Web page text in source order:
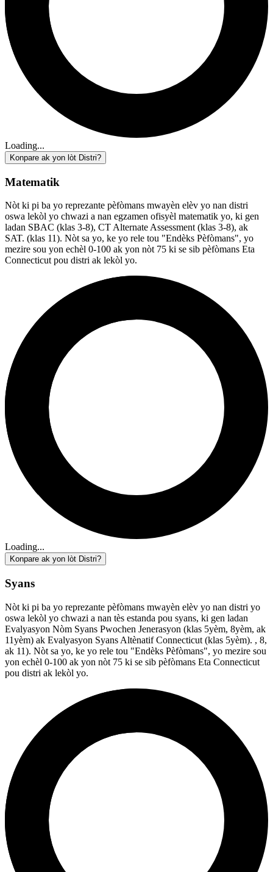
Loading...
Konpare ak yon lòt Distri?
Matematik
Nòt ki pi ba yo reprezante pèfòmans mwayèn elèv yo nan distri
oswa lekòl yo chwazi a nan egzamen ofisyèl matematik yo, ki gen
ladan SBAC (klas 3-8), CT Alternate Assessment (klas 3-8), ak
SAT. (klas 11). Nòt sa yo, ke yo rele tou "Endèks Pèfòmans", yo
mezire sou yon echèl 0-100 ak yon nòt 75 ki se sib pèfòmans Eta
Connecticut pou distri ak lekòl yo.
Loading...
Konpare ak yon lòt Distri?
Syans
Nòt ki pi ba yo reprezante pèfòmans mwayèn elèv yo nan distri yo
oswa lekòl yo chwazi a nan tès estanda pou syans, ki gen ladan
Evalyasyon Nòm Syans Pwochen Jenerasyon (klas 5yèm, 8yèm, ak
11yèm) ak Evalyasyon Syans Altènatif Connecticut (klas 5yèm). , 8,
ak 11). Nòt sa yo, ke yo rele tou "Endèks Pèfòmans", yo mezire sou
yon echèl 0-100 ak yon nòt 75 ki se sib pèfòmans Eta Connecticut
pou distri ak lekòl yo.